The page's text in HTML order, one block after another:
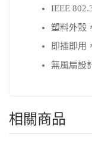
IEEE
塑料外殼
即插即用
無風扇設
相關商品